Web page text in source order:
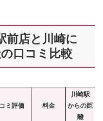
前店と川崎に
口コミ比較
ミ評価 料金
川崎駅
からの距
離